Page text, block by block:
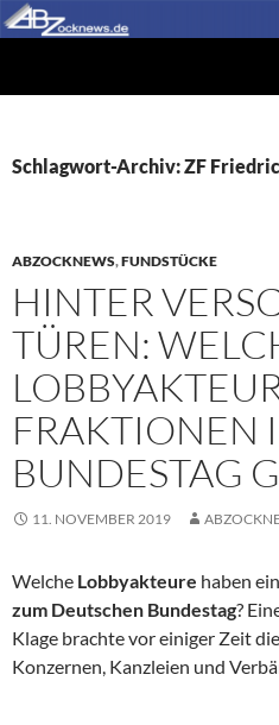
Zum
Inhalt
Schlagwort-Archiv: ZF
ABZOCKNEWS,FUNDSTÜCKE
HINTER
TÜREN:
FRAKTIONEN
BUNDESTAG
11. NOVEMBER 2019
Welche Lobbyakteure haben
zum Deutschen Bundestag?
Klage brachte vor einiger Zeit
Konzernen, Kanzleien und